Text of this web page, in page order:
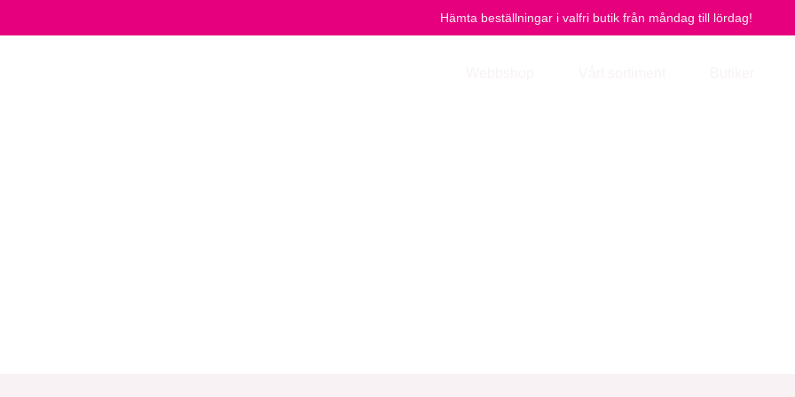
Hämta beställningar i valfri butik från måndag till lördag!